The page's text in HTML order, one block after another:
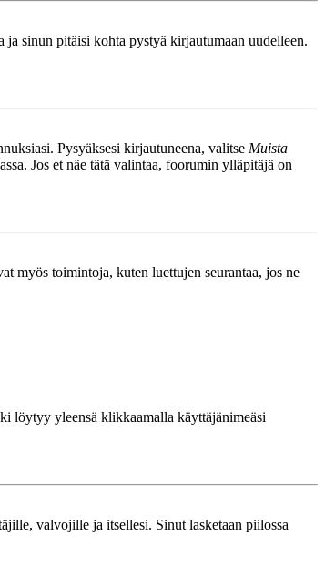
ja sinun pitäisi kohta pystyä kirjautumaan uudelleen.
Pysyäksesi kirjautuneena, valitse Muista
Jos et näe tätä valintaa, foorumin ylläpitäjä on
myös toimintoja, kuten luettujen seurantaa, jos ne
löytyy yleensä klikkaamalla käyttäjänimeäsi
valvojille ja itsellesi. Sinut lasketaan piilossa